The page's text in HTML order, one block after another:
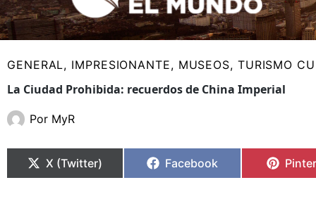
GENERAL, IMPRESIONANTE, MUSEOS, TURISMO
La Ciudad Prohibida: recuerdos de China Imperial
Por MyR
en
X (Twitter)
en
Facebook
en
en
en
en